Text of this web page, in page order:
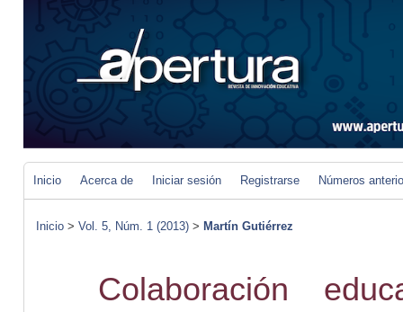
Inicio Acerca de Iniciar sesión Registrarse Números
Inicio > Vol. 5, Núm. 1 (2013) > Martín Gutiérrez
Colaboración